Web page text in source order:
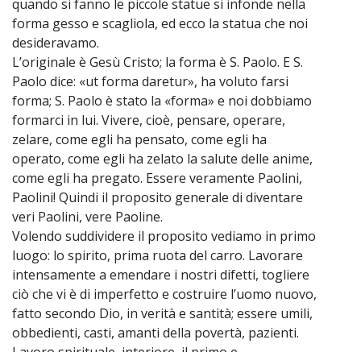
quando si fanno le piccole statue si infonde nella
forma gesso e scagliola, ed ecco la statua che noi
desideravamo.
L’originale è Gesù Cristo; la forma è S. Paolo. E S.
Paolo dice: «ut forma daretur», ha voluto farsi
forma; S. Paolo è stato la «forma» e noi dobbiamo
formarci in lui. Vivere, cioè, pensare, operare,
zelare, come egli ha pensato, come egli ha
operato, come egli ha zelato la salute delle anime,
come egli ha pregato. Essere veramente Paolini,
Paolini! Quindi il proposito generale di diventare
veri Paolini, vere Paoline.
Volendo suddividere il proposito vediamo in primo
luogo: lo spirito, prima ruota del carro. Lavorare
intensamente a emendare i nostri difetti, togliere
ciò che vi è di imperfetto e costruire l’uomo nuovo,
fatto secondo Dio, in verità e santità; essere umili,
obbedienti, casti, amanti della povertà, pazienti.